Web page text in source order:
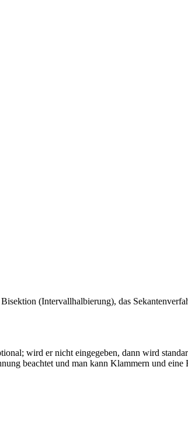
(Intervallhalbierung), das
wird er nicht eingegeben, dann wird
beachtet und man kann Klammern und eine